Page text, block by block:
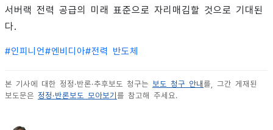
서버랙 전력 공급의 미래 표준으로 자리매김할 것으로 기대된
다.
#인피니언#엔비디아#전력 반도체
본 기사에 대한 정정·반론·추후보도 청구는 보도 청구 안내 를, 그간 게재된
보도문은 정정·반론보도 모아보기 를 참고해 주세요.